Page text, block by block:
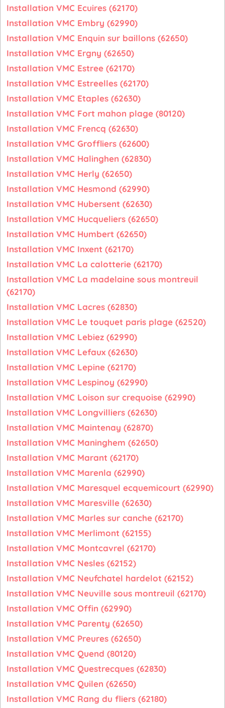
Installation VMC Ecuires (62170)
Installation VMC Embry (62990)
Installation VMC Enquin sur baillons (62650)
Installation VMC Ergny (62650)
Installation VMC Estree (62170)
Installation VMC Estreelles (62170)
Installation VMC Etaples (62630)
Installation VMC Fort mahon plage (80120)
Installation VMC Frencq (62630)
Installation VMC Groffliers (62600)
Installation VMC Halinghen (62830)
Installation VMC Herly (62650)
Installation VMC Hesmond (62990)
Installation VMC Hubersent (62630)
Installation VMC Hucqueliers (62650)
Installation VMC Humbert (62650)
Installation VMC Inxent (62170)
Installation VMC La calotterie (62170)
Installation VMC La madelaine sous montreuil
(62170)
Installation VMC Lacres (62830)
Installation VMC Le touquet paris plage (62520)
Installation VMC Lebiez (62990)
Installation VMC Lefaux (62630)
Installation VMC Lepine (62170)
Installation VMC Lespinoy (62990)
Installation VMC Loison sur crequoise (62990)
Installation VMC Longvilliers (62630)
Installation VMC Maintenay (62870)
Installation VMC Maninghem (62650)
Installation VMC Marant (62170)
Installation VMC Marenla (62990)
Installation VMC Maresquel ecquemicourt (62990)
Installation VMC Maresville (62630)
Installation VMC Marles sur canche (62170)
Installation VMC Merlimont (62155)
Installation VMC Montcavrel (62170)
Installation VMC Nesles (62152)
Installation VMC Neufchatel hardelot (62152)
Installation VMC Neuville sous montreuil (62170)
Installation VMC Offin (62990)
Installation VMC Parenty (62650)
Installation VMC Preures (62650)
Installation VMC Quend (80120)
Installation VMC Questrecques (62830)
Installation VMC Quilen (62650)
Installation VMC Rang du fliers (62180)